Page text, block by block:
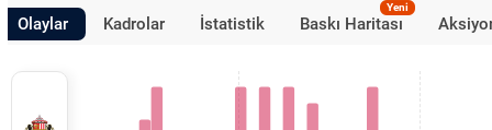
Olaylar Kadrolar İstatistik Baskı Haritası
Yeni